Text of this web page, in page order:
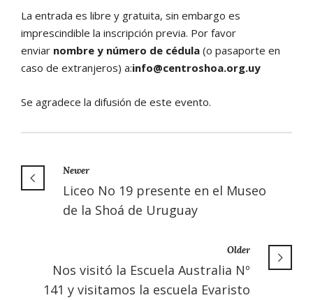
La entrada es libre y gratuita, sin embargo es
imprescindible la inscripción previa. Por favor
enviar nombre y número de cédula (o pasaporte en
caso de extranjeros) a:info@centroshoa.org.uy
Se agradece la difusión de este evento.
Newer
Liceo No 19 presente en el Museo
de la Shoá de Uruguay
Older
Nos visitó la Escuela Australia Nº
141 y visitamos la escuela Evaristo